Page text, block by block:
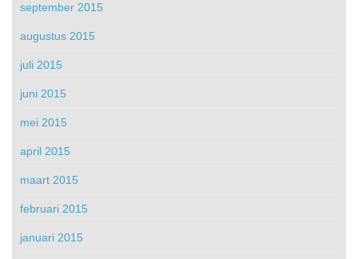
september 2015
augustus 2015
juli 2015
juni 2015
mei 2015
april 2015
maart 2015
februari 2015
januari 2015